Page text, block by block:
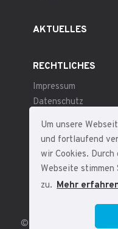
Um unsere
und fortlaufend
wir Cookies.
Webseite stimmen
zu. Mehr
AKTUELLES
RECHTLICHES
Impressum
Datenschutz
© 2026 – fp sensor